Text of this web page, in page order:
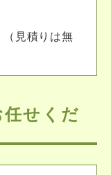
見積りは無
せくだ